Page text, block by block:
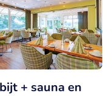
+ sauna en